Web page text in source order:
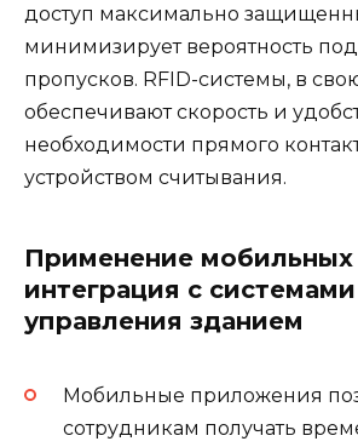
доступ максимально
минимизирует вероятность
пропусков. RFID-системы, в
обеспечивают скорость и
необходимости прямого
устройством считывания.
Применение
интеграция с системами
управления зданием
Мобильные приложения
сотрудникам получать